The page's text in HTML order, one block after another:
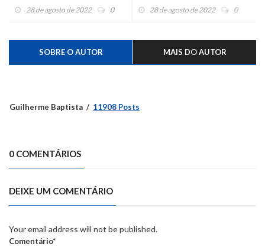
e entrega 11 carrinhos
28 de agosto de 2022 0 28 de agosto de 2022 0
SOBRE O AUTOR MAIS DO AUTOR
Guilherme Baptista 11908 Posts
0 COMENTÁRIOS
DEIXE UM COMENTÁRIO
Your email address will not be published.
Comentário*